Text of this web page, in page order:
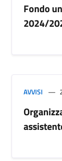
Fondo
2024/
AVVISI